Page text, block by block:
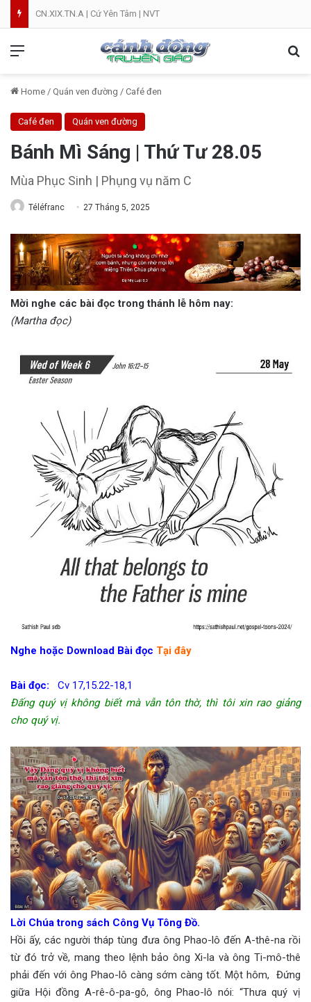
CN.XIX.TN.A | Cứ Yên Tâm | NVT
Home / Quán ven đường / Café đen
Café đen Quán ven đường
Bánh Mì Sáng | Thứ Tư 28.05
Mùa Phục Sinh | Phụng vụ năm C
Téléfranc 27 Tháng 5, 2025
Mời nghe các bài đọc trong thánh lễ hôm nay:
(Martha đọc)
Nghe hoặc Download Bài đọc Tại đây
Bài đọc: Cv 17,15.22-18,1
Đấng quý vị không biết mà vẫn tôn thờ, thì tôi xin rao giảng
cho quý vị.
Lời Chúa trong sách Công Vụ Tông Đồ.
Hồi ấy, các người tháp tùng đưa ông Phao-lô đến A-thê-na rồi
từ đó trở về, mang theo lệnh bảo ông Xi-la và ông Ti-mô-thê
phải đến với ông Phao-lô càng sớm càng tốt. Một hôm, Đứng
giữa Hội đồng A-rê-ô-pa-gô, ông Phao-lô nói: “Thưa quý vị